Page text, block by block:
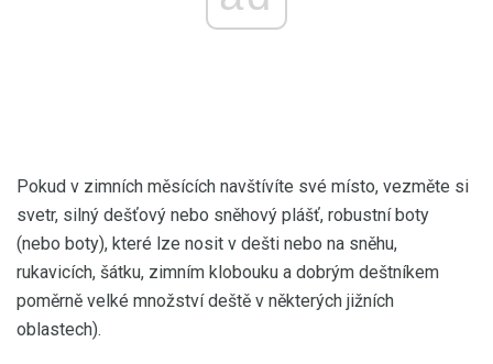
Pokud v zimních měsících navštívíte své místo, vezměte si
svetr, silný dešťový nebo sněhový plášť, robustní boty
(nebo boty), které lze nosit v dešti nebo na sněhu,
rukavicích, šátku, zimním klobouku a dobrým deštníkem
poměrně velké množství deště v některých jižních
oblastech).